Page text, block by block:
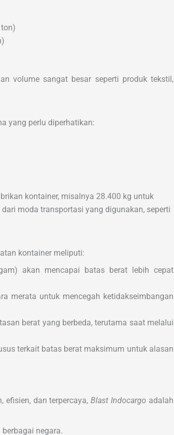
volume sangat besar seperti produk tekstil,
yang perlu diperhatikan:
kontainer, misalnya 28.400 kg untuk
moda transportasi yang digunakan, seperti
kontainer meliputi:
akan mencapai batas berat lebih cepat
merata untuk mencegah ketidakseimbangan
berat yang berbeda, terutama saat melalui
terkait batas berat maksimum untuk alasan
efisien, dan terpercaya,Blast Indocargo adalah
negara.